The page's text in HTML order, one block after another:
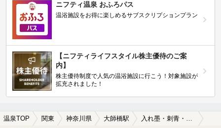
ニフティ温泉 おふろパス
温浴施設をお得に楽しめるサブスクリプションプラン
【ニフティライフスタイル株主優待のご案
内】
株主優待制度で人気の温浴施設に行こう！対象施設が
拡充されました！
温泉TOP 関東 神奈川県 大師橋駅 入れ墨・刺青・タトゥーOKの大師橋駅近くの温泉、日帰り温泉、スーパー銭湯おすすめ